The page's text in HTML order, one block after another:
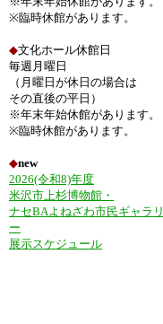
※臨時休館があります。
◆文化ホール休館日
毎週月曜日
（月曜日が休日の場合は
その直後の平日）
※年末年始休館があります。
※臨時休館があります。
◆new
2026(令和8)年度
米沢市上杉博物館・
ナセBAよねざわ市民ギャラリ
ー
展示スケジュール